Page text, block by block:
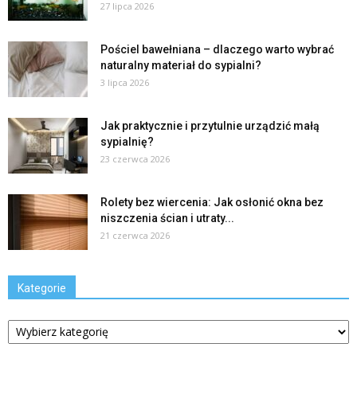
27 lipca 2026
Pościel bawełniana – dlaczego warto wybrać
naturalny materiał do sypialni?
3 lipca 2026
Jak praktycznie i przytulnie urządzić małą
sypialnię?
23 czerwca 2026
Rolety bez wiercenia: Jak osłonić okna bez
niszczenia ścian i utraty...
21 czerwca 2026
Kategorie
Kategorie